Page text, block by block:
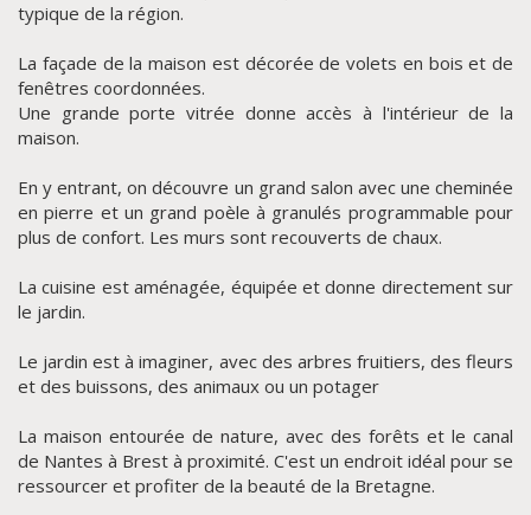
CLIQUER ICI POUR AGRANDIR
typique de la région.
La façade de la maison est décorée de volets en bois et de
fenêtres coordonnées.
Une grande porte vitrée donne accès à l'intérieur de la
maison.
En y entrant, on découvre un grand salon avec une cheminée
en pierre et un grand poèle à granulés programmable pour
plus de confort. Les murs sont recouverts de chaux.
La cuisine est aménagée, équipée et donne directement sur
le jardin.
Le jardin est à imaginer, avec des arbres fruitiers, des fleurs
et des buissons, des animaux ou un potager
La maison entourée de nature, avec des forêts et le canal
de Nantes à Brest à proximité. C'est un endroit idéal pour se
ressourcer et profiter de la beauté de la Bretagne.